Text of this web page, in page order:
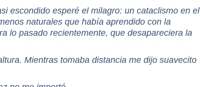
escondido esperé el milagro: un cataclismo en el
naturales que había aprendido con la
lo pasado recientemente, que desapareciera la
Mientras tomaba distancia me dijo suavecito